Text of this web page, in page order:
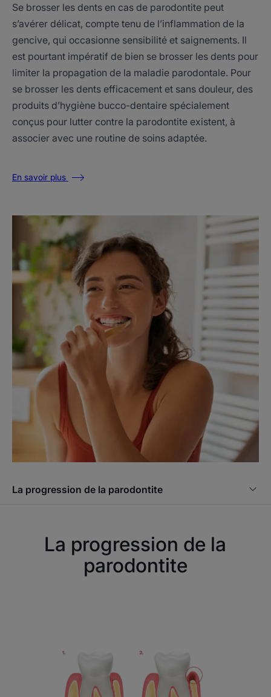
Se brosser les dents en cas de parodontite peut
s’avérer délicat, compte tenu de l’inflammation de la
gencive, qui occasionne sensibilité et saignements. Il
est pourtant impératif de bien se brosser les dents pour
limiter la propagation de la maladie parodontale. Pour
se brosser les dents efficacement et sans douleur, des
produits d’hygiène bucco-dentaire spécialement
conçus pour lutter contre la parodontite existent, à
associer avec une routine de soins adaptée.
En savoir plus
La progression de la parodontite
La progression de la
parodontite